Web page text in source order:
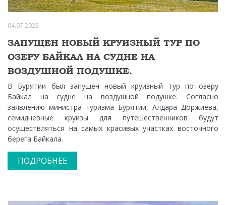
04.07.2023
ЗАПУЩЕН НОВЫЙ КРУИЗНЫЙ ТУР ПО
ОЗЕРУ БАЙКАЛ НА СУДНЕ НА
ВОЗДУШНОЙ ПОДУШКЕ.
В Бурятии был запущен новый круизный тур по озеру
Байкал на судне на воздушной подушке. Согласно
заявлению министра туризма Бурятии, Алдара Доржиева,
семидневные круизы для путешественников будут
осуществляться на самых красивых участках восточного
берега Байкала.
ПОДРОБНЕЕ